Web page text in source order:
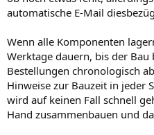
automatische E-Mail
Wenn alle Komponenten
Werktage dauern, bis der
Bestellungen chronologisch
Hinweise zur Bauzeit in jeder
wird auf keinen Fall schnell
Hand zusammenbauen und